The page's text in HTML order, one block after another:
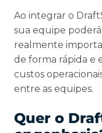
Ao integrar o
sua equipe
realmente
de forma rápida e
custos
entre as equipes.
Quer o